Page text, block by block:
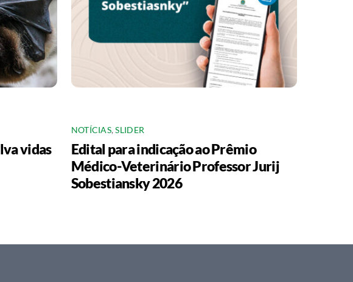
vidas
NOTÍCIAS,SLIDER
Edital para indicação ao Prêmio
Médico-Veterinário Professor Jurij
Sobestiansky 2026